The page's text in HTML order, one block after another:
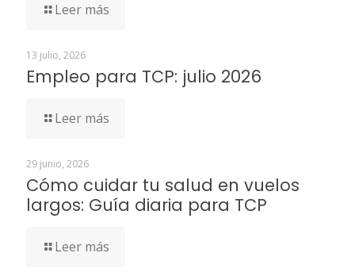
Leer más
13 julio, 2026
Empleo para TCP: julio 2026
Leer más
29 junio, 2026
Cómo cuidar tu salud en vuelos
largos: Guía diaria para TCP
Leer más